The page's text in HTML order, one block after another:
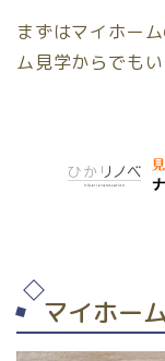
まずはマイホー
ム見学からでも
マイホー